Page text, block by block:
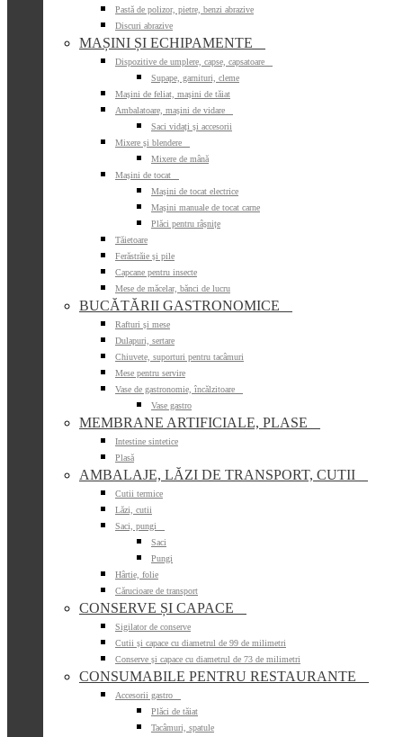
Pastă de polizor, pietre, benzi abrazive
Discuri abrazive
MAȘINI ȘI ECHIPAMENTE
Dispozitive de umplere, capse, capsatoare
Supape, garnituri, cleme
Mașini de feliat, mașini de tăiat
Ambalatoare, mașini de vidare
Saci vidați și accesorii
Mixere și blendere
Mixere de mână
Mașini de tocat
Mașini de tocat electrice
Mașini manuale de tocat carne
Plăci pentru râșnițe
Tăietoare
Ferăstrăie și pile
Capcane pentru insecte
Mese de măcelar, bănci de lucru
BUCĂTĂRII GASTRONOMICE
Rafturi și mese
Dulapuri, sertare
Chiuvete, suporturi pentru tacâmuri
Mese pentru servire
Vase de gastronomie, încălzitoare
Vase gastro
MEMBRANE ARTIFICIALE, PLASE
Intestine sintetice
Plasă
AMBALAJE, LĂZI DE TRANSPORT, CUTII
Cutii termice
Lăzi, cutii
Saci, pungi
Saci
Pungi
Hârtie, folie
Cărucioare de transport
CONSERVE ȘI CAPACE
Sigilator de conserve
Cutii și capace cu diametrul de 99 de milimetri
Conserve și capace cu diametrul de 73 de milimetri
CONSUMABILE PENTRU RESTAURANTE
Accesorii gastro
Plăci de tăiat
Tacâmuri, spatule